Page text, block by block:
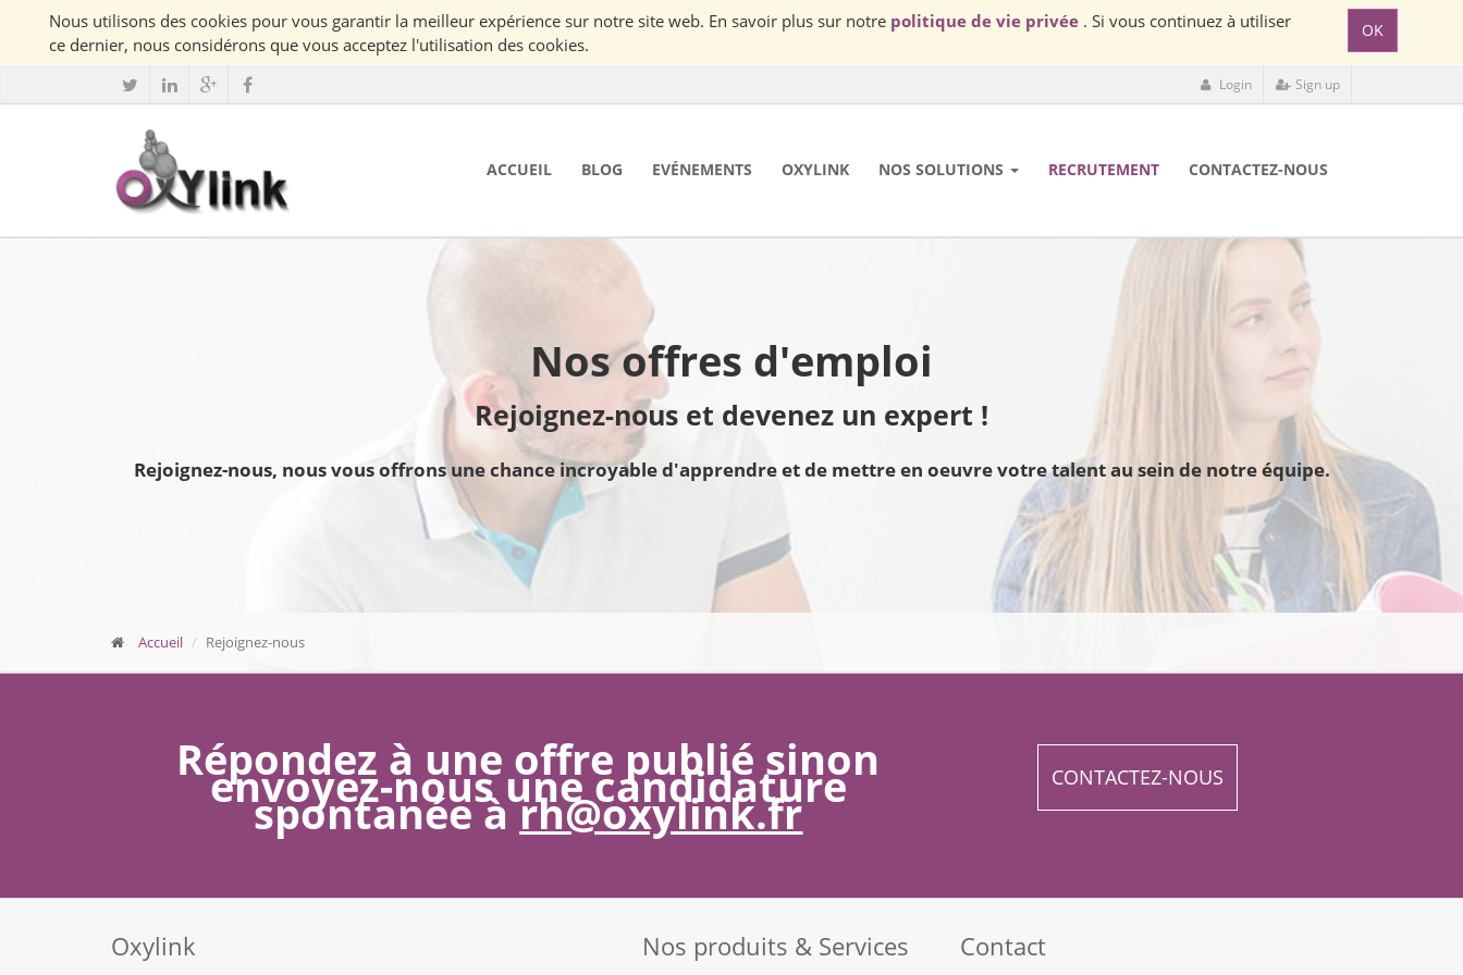
Nous utilisons des cookies pour vous garantir la meilleur expérience sur notre site web. En savoir plus sur notre politique de vie privée . Si vous continuez à utiliser
ce dernier, nous considérons que vous acceptez l'utilisation des cookies.
OK
Login Sign up
ACCUEIL BLOG EVÉNEMENTS OXYLINK NOS SOLUTIONS RECRUTEMENT CONTACTEZ-NOUS
Nos offres d'emploi
Rejoignez-nous et devenez un expert !
Rejoignez-nous, nous vous offrons une chance incroyable d'apprendre et de mettre en oeuvre votre talent au sein de notre équipe.
Accueil Rejoignez-nous
Répondez à une offre publié sinon
envoyez-nous une candidature
spontanée àrh@oxylink.fr
CONTACTEZ-NOUS
Oxylink Nos produits & Services Contact